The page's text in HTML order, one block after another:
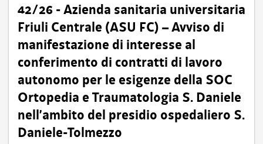
42/26 - Azienda sanitaria universitaria
Friuli Centrale (ASU FC) – Avviso di
manifestazione di interesse al
conferimento di contratti di lavoro
autonomo per le esigenze della SOC
Ortopedia e Traumatologia S. Daniele
nell’ambito del presidio ospedaliero S.
Daniele-Tolmezzo